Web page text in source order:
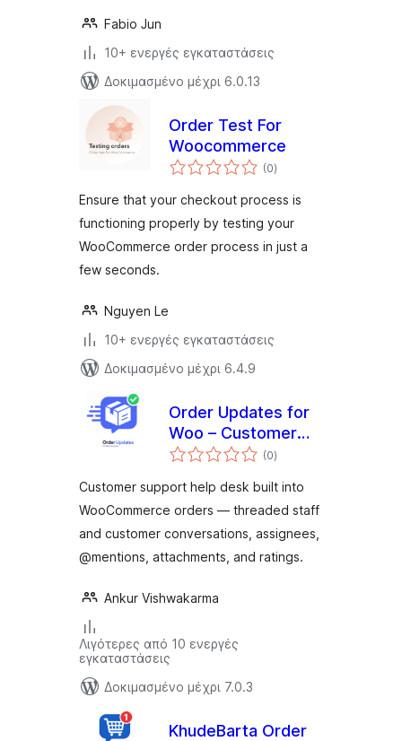
Fabio Jun
10+ ενεργές εγκαταστάσεις
Δοκιμασμένο μέχρι 6.0.13
Order Test For
Woocommerce
(0αξιολογήσεις
σύνολο
)
Ensure that your checkout process is
functioning properly by testing your
WooCommerce order process in just a
few seconds.
Nguyen Le
10+ ενεργές εγκαταστάσεις
Δοκιμασμένο μέχρι 6.4.9
Order Updates for
Woo – Customer
Support &
Every Order
(0αξιολογήσεις
σύνολο
)
Customer support help desk built into
WooCommerce orders — threaded staff
and customer conversations, assignees,
@mentions, attachments, and ratings.
Ankur Vishwakarma
Λιγότερες από 10 ενεργές
εγκαταστάσεις
Δοκιμασμένο μέχρι 7.0.3
KhudeBarta Order